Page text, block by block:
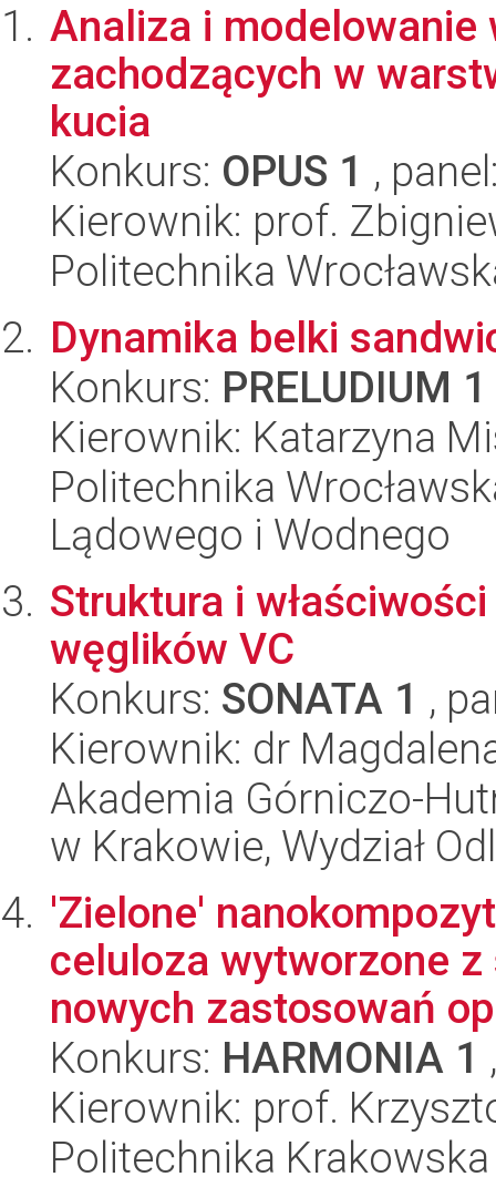
Analiza i
zachodzących w
kucia
Konkurs: OPUS 1 ,
Kierownik: prof.
Politechnika
Dynamika belki
Konkurs: PRELUDIUM 1
Kierownik: Katarzyna
Politechnika
Lądowego i Wodnego
Struktura i
węglików VC
Konkurs: SONATA 1 ,
Kierownik: dr
Akademia Górniczo-
w Krakowie, Wydział
'Zielone'
celuloza wytworzone
nowych zastosowań
Konkurs: HARMONIA 1
Kierownik: prof.
Politechnika